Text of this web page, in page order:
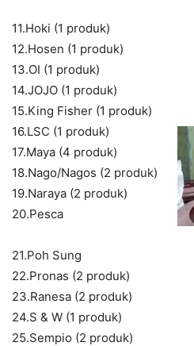
11.Hoki (1 produk)
12.Hosen (1 produk)
13.OI (1 produk)
14.JOJO (1 produk)
15.King Fisher (1 produk)
16.LSC (1 produk)
17.Maya (4 produk)
18.Nago/Nagos (2 produk)
19.Naraya (2 produk)
20.Pesca
21.Poh Sung
22.Pronas (2 produk)
23.Ranesa (2 produk)
24.S & W (1 produk)
25.Sempio (2 produk)